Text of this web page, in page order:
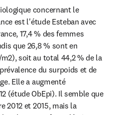
concernant le
est l'étude Esteban avec
17,4 % des femmes
que 26,8 % sont en
soit au total 44,2 % de la
du surpoids et de
Elle a augmenté
(étude ObEpi). Il semble que
2012 et 2015, mais la